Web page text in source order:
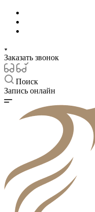
Заказать звонок
Поиск
Запись онлайн